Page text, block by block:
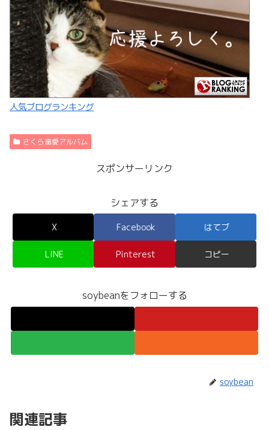
人気ブログランキング
さくら溺愛アルバム
スポンサーリンク
シェアする
X Facebook はてブ
LINE Pinterest コピー
soybeanをフォローする
soybean
関連記事